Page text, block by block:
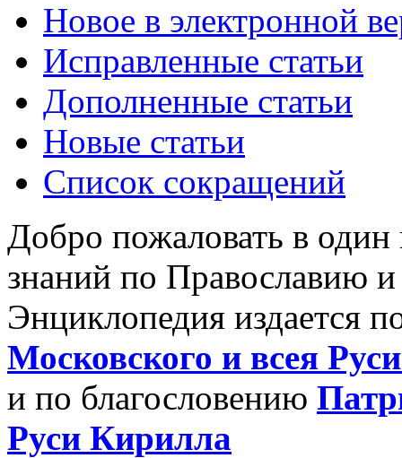
Новое в электронной
Исправленные статьи
Дополненные статьи
Новые статьи
Список сокращений
Добро пожаловать в
знаний по Православию
Энциклопедия издается
Московского и всея
и по благословению
Руси Кирилла